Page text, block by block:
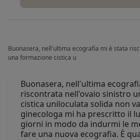
Buonasera, nell'ultima ecografia mi è stata
una formazione cistica u
Buonasera, nell'ultima
riscontrata nell'ovaio sinistro
cistica uniloculata solida non
ginecologa mi ha prescritto il
giorni in modo da indurmi le
fare una nuova ecografia. È